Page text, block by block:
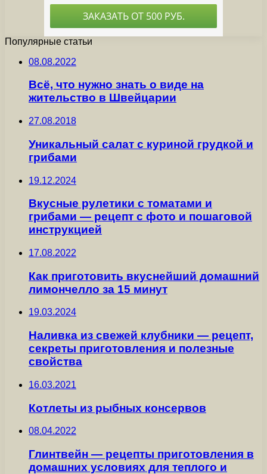
Популярные статьи
08.08.2022
Всё, что нужно знать о виде на
жительство в Швейцарии
27.08.2018
Уникальный салат с куриной грудкой и
грибами
19.12.2024
Вкусные рулетики с томатами и
грибами — рецепт с фото и пошаговой
инструкцией
17.08.2022
Как приготовить вкуснейший домашний
лимончелло за 15 минут
19.03.2024
Наливка из свежей клубники — рецепт,
секреты приготовления и полезные
свойства
16.03.2021
Котлеты из рыбных консервов
08.04.2022
Глинтвейн — рецепты приготовления в
домашних условиях для теплого и